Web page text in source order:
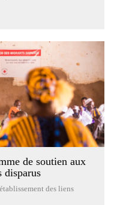
de soutien aux
disparus
des liens